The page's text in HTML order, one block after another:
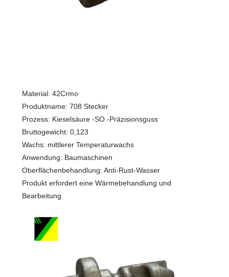
Material: 42Crmo
Produktname: 708 Stecker
Prozess: Kieselsäure -SO -Präzisionsguss
Bruttogewicht: 0,123
Wachs: mittlerer Temperaturwachs
Anwendung: Baumaschinen
Oberflächenbehandlung: Anti-Rust-Wasser
Produkt erfordert eine Wärmebehandlung und
Bearbeitung